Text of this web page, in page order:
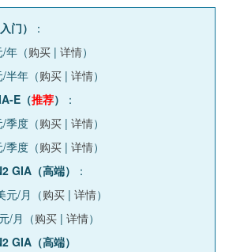
门）
：
年（购买 | 详情）
半年（购买 | 详情）
E（推荐）
：
季度（购买 | 详情）
季度（购买 | 详情）
GIA（高端）
：
元/月（购买 | 详情）
/月（购买 | 详情）
GIA（高端）